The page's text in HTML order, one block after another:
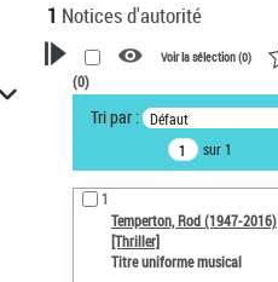
1 Notices d'autorité
VOTRE RECHERCHE
Recherche avancée dans les
notices d’autorité
Œuvres liées à l'auteur :
Temperton, Rod (1947-2016)
Voir la sélection (0)
(0)
Tri par : Défaut
sur 1
1
Temperton, Rod (1947-2016)
[Thriller]
Titre uniforme musical